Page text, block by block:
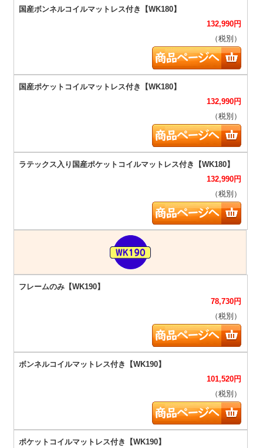
132,990円
（税別）
132,990円
（税別）
132,990円
（税別）
78,730円
（税別）
101,520円
（税別）